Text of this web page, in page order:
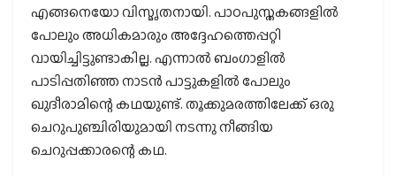
എങ്ങനെയോ വിസ്മൃതനായി. പാഠപുസ്തകങ്ങളിൽ
പോലും അധികമാരും അദ്ദേഹത്തെപ്പറ്റി
വായിച്ചിട്ടുണ്ടാകില്ല. എന്നാൽ ബംഗാളിൽ
പാടിപ്പതിഞ്ഞ നാടൻ പാട്ടുകളിൽ പോലും
ഖുദീരാമിന്റെ കഥയുണ്ട്. തൂക്കുമരത്തിലേക്ക് ഒരു
ചെറുപുഞ്ചിരിയുമായി നടന്നു നീങ്ങിയ
ചെറുപ്പക്കാരന്റെ കഥ.